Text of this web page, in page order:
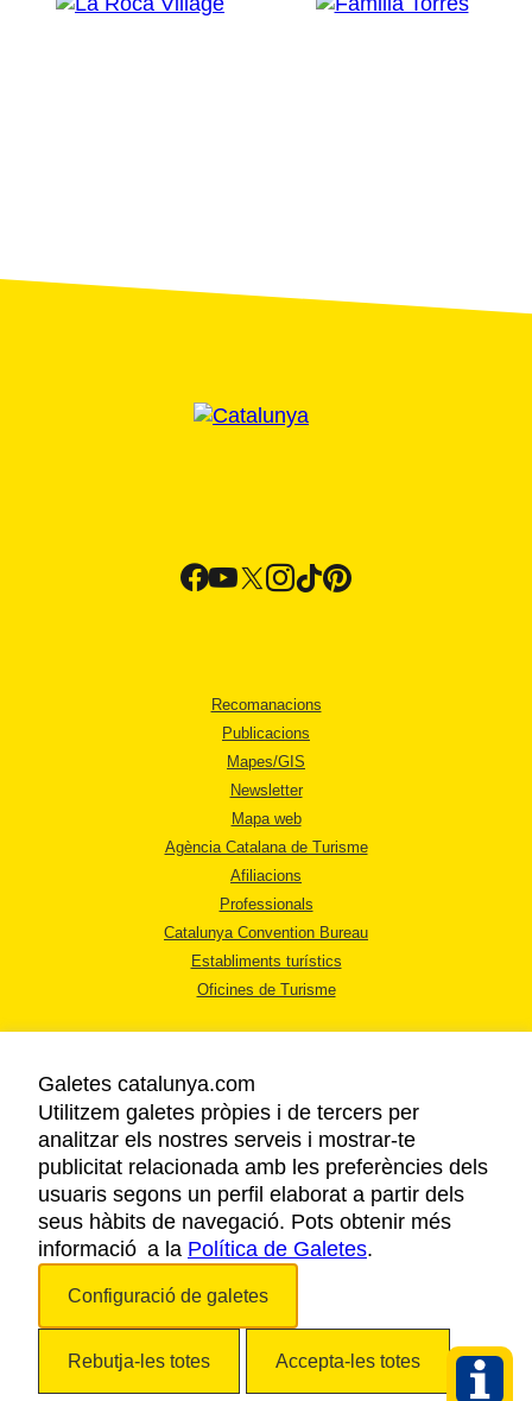
Recomanacions
Publicacions
Mapes/GIS
Newsletter
Mapa web
Agència Catalana de Turisme
Afiliacions
Professionals
Catalunya Convention Bureau
Establiments turístics
Oficines de Turisme
AVÍS LEGAL
POLÍTICA DE PRIVACITAT
COOKIES
ACCESSIBILITAT
Galetes catalunya.com
Utilitzem galetes pròpies i de tercers per
analitzar els nostres serveis i mostrar-te
publicitat relacionada amb les preferències dels
usuaris segons un perfil elaborat a partir dels
seus hàbits de navegació. Pots obtenir més
informació a la Política de Galetes.
Configuració de galetes
Rebutja-les totes Accepta-les totes